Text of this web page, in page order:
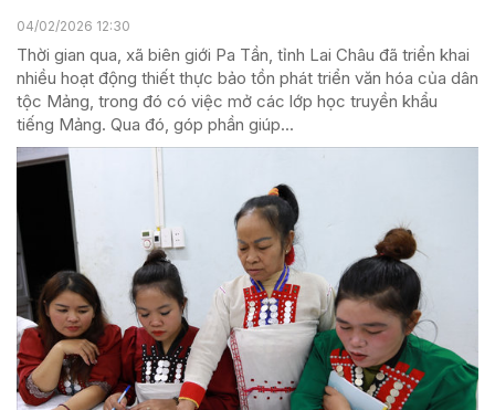
04/02/2026 12:30
Thời gian qua, xã biên giới Pa Tần, tỉnh Lai Châu đã triển khai
nhiều hoạt động thiết thực bảo tồn phát triển văn hóa của dân
tộc Mảng, trong đó có việc mở các lớp học truyền khẩu
tiếng Mảng. Qua đó, góp phần giúp...